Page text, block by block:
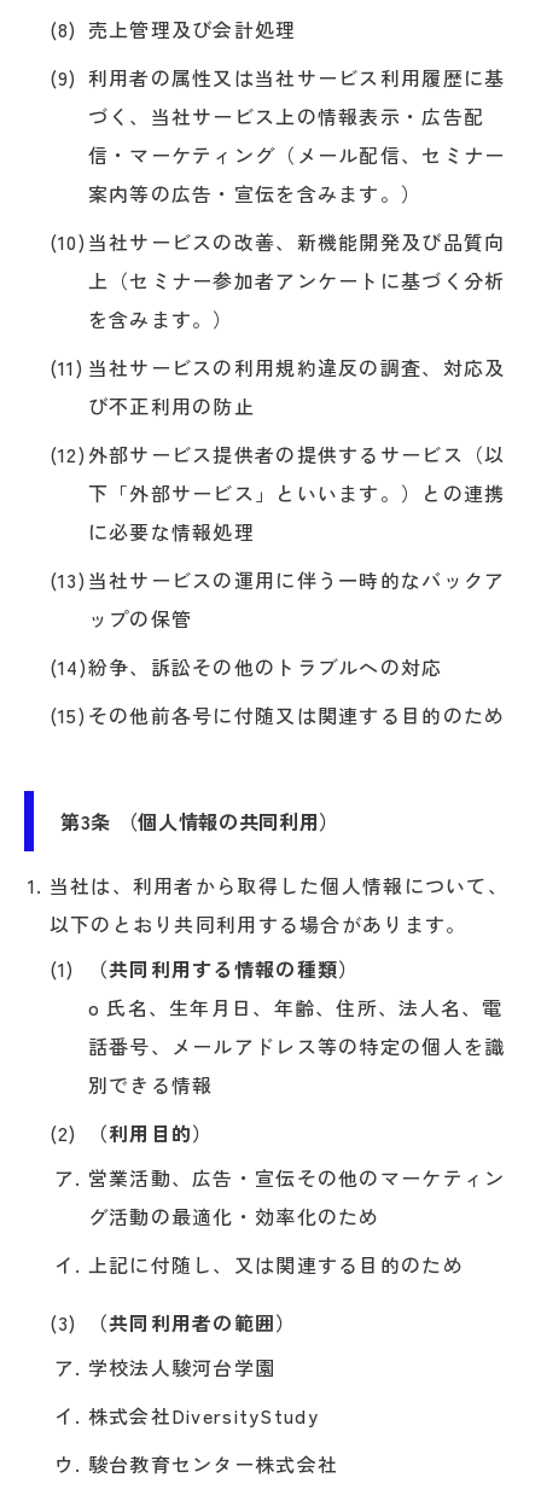
売上管理及び会計処理
利用者の属性又は当社サービス利用履歴に基
づく、当社サービス上の情報表示・広告配
信・マーケティング（メール配信、セミナー
案内等の広告・宣伝を含みます。）
当社サービスの改善、新機能開発及び品質向
上（セミナー参加者アンケートに基づく分析
を含みます。）
当社サービスの利用規約違反の調査、対応及
び不正利用の防止
外部サービス提供者の提供するサービス（以
下「外部サービス」といいます。）との連携
に必要な情報処理
当社サービスの運用に伴う一時的なバックア
ップの保管
紛争、訴訟その他のトラブルへの対応
その他前各号に付随又は関連する目的のため
第3条 （個人情報の共同利用）
当社は、利用者から取得した個人情報について、
以下のとおり共同利用する場合があります。
（共同利用する情報の種類）
o 氏名、生年月日、年齢、住所、法人名、電
話番号、メールアドレス等の特定の個人を識
別できる情報
（利用目的）
営業活動、広告・宣伝その他のマーケティン
グ活動の最適化・効率化のため
上記に付随し、又は関連する目的のため
（共同利用者の範囲）
学校法人駿河台学園
株式会社DiversityStudy
駿台教育センター株式会社